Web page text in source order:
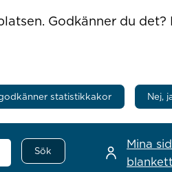
Godkänner du det?
statistikkakor Nej,
Mina